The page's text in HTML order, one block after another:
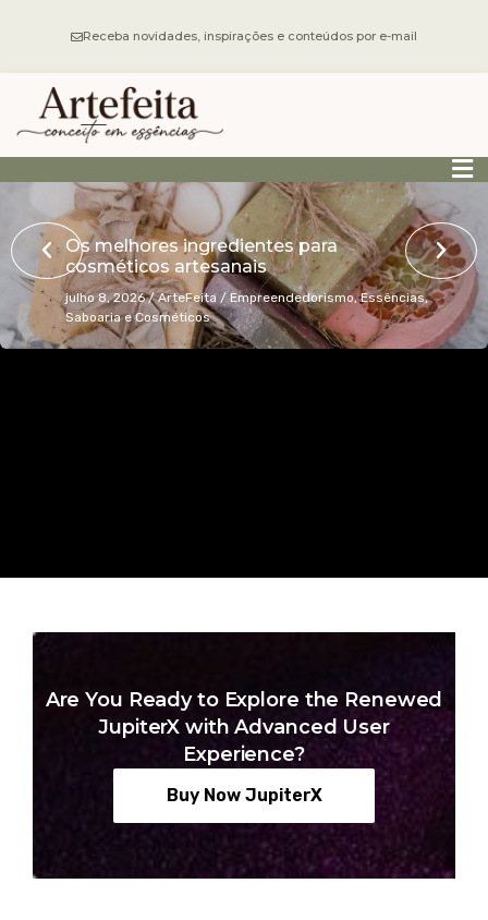
Receba novidades, inspirações e conteúdos por e-mail
Os melhores ingredientes para
cosméticos artesanais
julho 8, 2026 / ArteFeita / Empreendedorismo,Essências,
Saboaria e Cosméticos
Are You Ready to Explore the Renewed
JupiterX with Advanced User
Experience?
Buy Now JupiterX